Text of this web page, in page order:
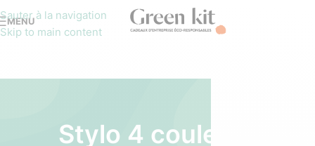
Sauter à la navigation
Skip to main content
MENU
Stylo 4 couleurs